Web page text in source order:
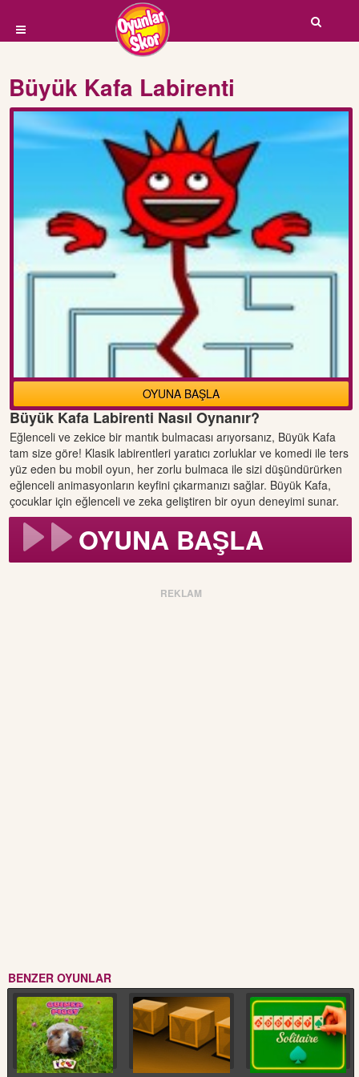
Büyük Kafa Labirenti
OYUNA BAŞLA
Büyük Kafa Labirenti Nasıl Oynanır?
Eğlenceli ve zekice bir mantık bulmacası arıyorsanız, Büyük Kafa
tam size göre! Klasik labirentleri yaratıcı zorluklar ve komedi ile ters
yüz eden bu mobil oyun, her zorlu bulmaca ile sizi düşündürürken
eğlenceli animasyonların keyfini çıkarmanızı sağlar. Büyük Kafa,
çocuklar için eğlenceli ve zeka geliştiren bir oyun deneyimi sunar.
OYUNA BAŞLA
REKLAM
BENZER OYUNLAR